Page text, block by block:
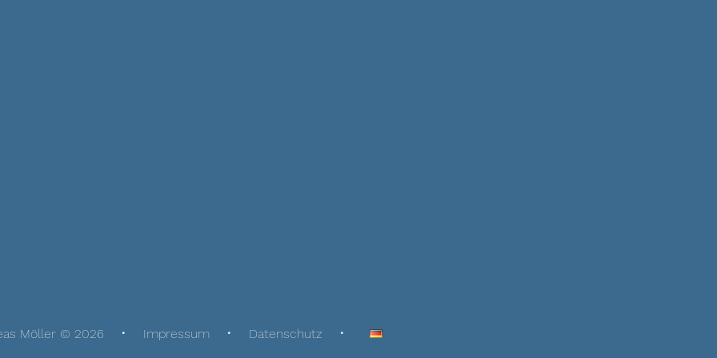
Möller © 2026 Impressum Datenschutz